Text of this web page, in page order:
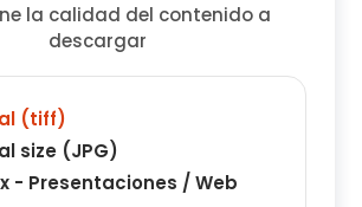
la calidad del contenido a
descargar
(tiff)
size (JPG)
- Presentaciones / Web